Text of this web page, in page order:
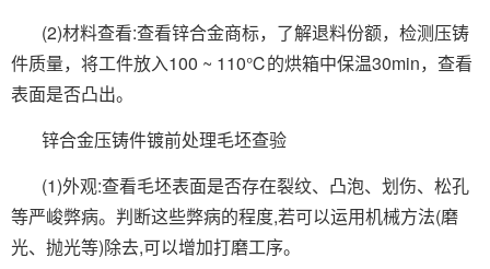
(2)材料查看:查看锌合金商标，了解退料份额，检测压铸
件质量，将工件放入100 ~ 110℃的烘箱中保温30min，查看
表面是否凸出。
锌合金压铸件镀前处理毛坯查验
(1)外观:查看毛坯表面是否存在裂纹、凸泡、划伤、松孔
等严峻弊病。判断这些弊病的程度,若可以运用机械方法(磨
光、抛光等)除去,可以增加打磨工序。